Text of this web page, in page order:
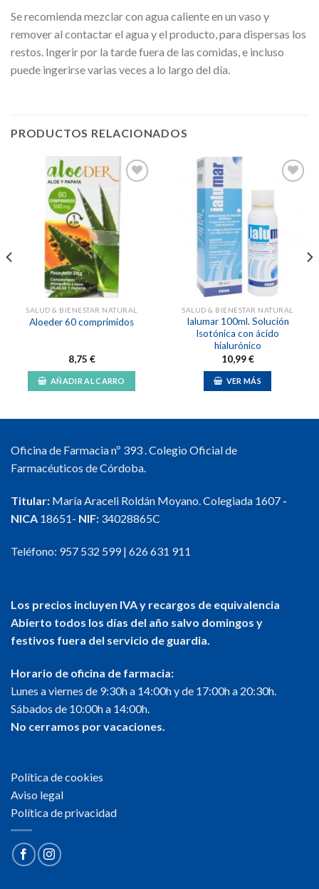
Se recomienda mezclar con agua caliente en un vaso y
remover al contactar el agua y el producto, para dispersas los
restos. Ingerir por la tarde fuera de las comidas, e incluso
puede ingerirse varias veces a lo largo del día.
PRODUCTOS RELACIONADOS
lista de
deseos
SALUD & BIENESTAR NATURAL
Aloeder 60 comprimidos
8,75 €
AÑADIR AL CARRO
Añadir
lista de
deseos
SALUD & BIENESTAR NATURAL
Ialumar 100ml. Solución
Isotónica con ácido
hialurónico
10,99€
VER MÁS
Oficina de Farmacia nº 393 . Colegio Oficial de
Farmacéuticos de Córdoba.
Titular: María Araceli Roldán Moyano. Colegiada 1607 -
NICA 18651- NIF: 34028865C
Teléfono: 957 532 599| 626 631 911
Los precios incluyen IVA y recargos de equivalencia
Abierto todos los días del año salvo domingos y
festivos fuera del servicio de guardia.
Horario de oficina de farmacia:
Lunes a viernes de 9:30h a 14:00h y de 17:00h a 20:30h.
Sábados de 10:00h a 14:00h.
No cerramos por vacaciones.
Política de cookies
Aviso legal
Política de privacidad